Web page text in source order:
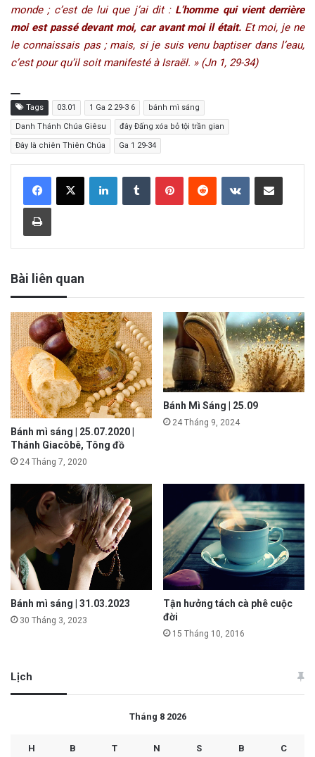
monde ; c’est de lui que j’ai dit : L’homme qui vient derrière
moi est passé devant moi, car avant moi il était.Et moi, je ne
le connaissais pas ; mais, si je suis venu baptiser dans l’eau,
c’est pour qu’il soit manifesté à Israël. » (Jn 1, 29-34)
Tags 03.01 1 Ga 2 29-3 6 bánh mì sáng
Danh Thánh Chúa Giêsu đây Đấng xóa bỏ tội trần gian
Đây là chiên Thiên Chúa Ga 1 29-34
Bài liên quan
Bánh mì sáng | 25.07.2020 |
Thánh Giacôbê, Tông đồ
24 Tháng 7, 2020
Bánh Mì Sáng | 25.09
24 Tháng 9, 2024
Bánh mì sáng | 31.03.2023
30 Tháng 3, 2023
Tận hưởng tách cà phê cuộc
đời
15 Tháng 10, 2016
Lịch
Tháng 8 2026
H B T N S B C